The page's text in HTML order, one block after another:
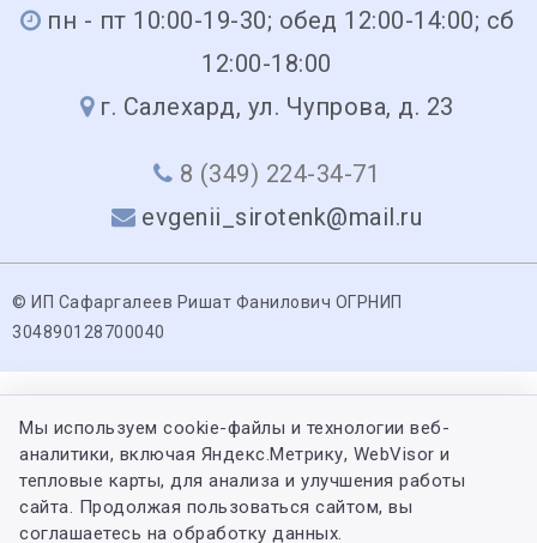
пн - пт 10:00-19-30; обед 12:00-14:00; сб
12:00-18:00
г. Салехард, ул. Чупрова, д. 23
8 (349) 224-34-71
evgenii_sirotenk@mail.ru
© ИП Сафаргалеев Ришат Фанилович ОГРНИП
304890128700040
Мы используем cookie-файлы и технологии веб-
аналитики, включая Яндекс.Метрику, WebVisor и
тепловые карты, для анализа и улучшения работы
сайта. Продолжая пользоваться сайтом, вы
соглашаетесь на обработку данных.